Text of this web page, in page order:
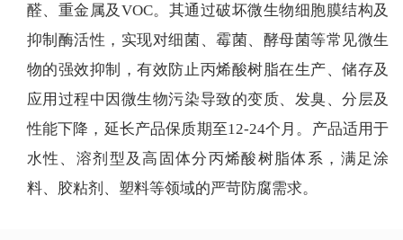
醛、重金属及VOC。其通过破坏微生物细胞膜结构及
抑制酶活性，实现对细菌、霉菌、酵母菌等常见微生
物的强效抑制，有效防止丙烯酸树脂在生产、储存及
应用过程中因微生物污染导致的变质、发臭、分层及
性能下降，延长产品保质期至12-24个月。产品适用于
水性、溶剂型及高固体分丙烯酸树脂体系，满足涂
料、胶粘剂、塑料等领域的严苛防腐需求。